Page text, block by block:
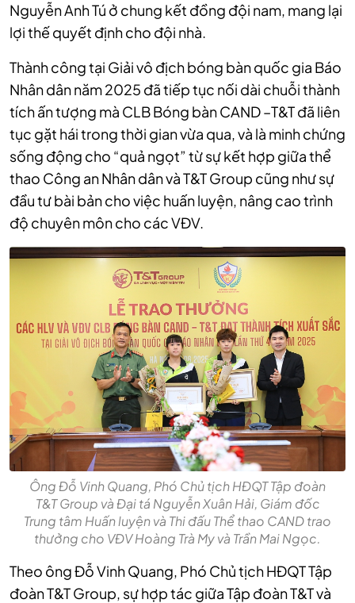
Nguyễn Anh Tú ở chung kết đồng đội nam, mang lại
lợi thế quyết định cho đội nhà.
Thành công tại Giải vô địch bóng bàn quốc gia Báo
Nhân dân năm 2025 đã tiếp tục nối dài chuỗi thành
tích ấn tượng mà CLB Bóng bàn CAND –T&T đã liên
tục gặt hái trong thời gian vừa qua, và là minh chứng
sống động cho “quả ngọt” từ sự kết hợp giữa thể
thao Công an Nhân dân và T&T Group cũng như sự
đầu tư bài bản cho việc huấn luyện, nâng cao trình
độ chuyên môn cho các VĐV.
Ông Đỗ Vinh Quang, Phó Chủ tịch HĐQT Tập đoàn
T&T Group và Đại tá Nguyễn Xuân Hải, Giám đốc
Trung tâm Huấn luyện và Thi đấu Thể thao CAND trao
thưởng cho VĐV Hoàng Trà My và Trần Mai Ngọc.
Theo ông Đỗ Vinh Quang, Phó Chủ tịch HĐQT Tập
đoàn T&T Group, sự hợp tác giữa Tập đoàn T&T và